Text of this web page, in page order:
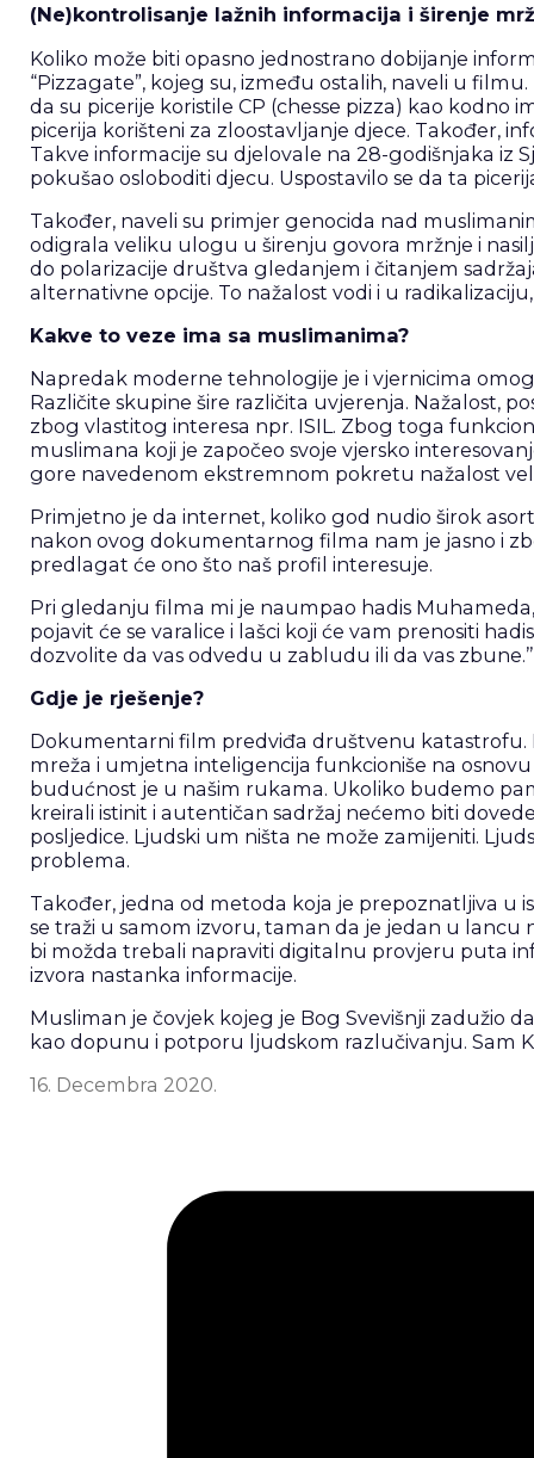
(Ne)kontrolisanje lažnih informacija i širenje
Koliko može biti opasno jednostrano dobijanje
“Pizzagate”, kojeg su, između ostalih, naveli u
da su picerije koristile CP (chesse pizza) kao
picerija korišteni za zloostavljanje djece. Također,
Takve informacije su djelovale na 28-godišnjaka iz
pokušao osloboditi djecu. Uspostavilo se da ta
Također, naveli su primjer genocida nad
odigrala veliku ulogu u širenju govora mržnje i
do polarizacije društva gledanjem i čitanjem
alternativne opcije. To nažalost vodi i u
Kakve to veze ima sa muslimanima?
Napredak moderne tehnologije je i vjernicima
Različite skupine šire različita uvjerenja. Nažalost,
zbog vlastitog interesa npr. ISIL. Zbog toga
muslimana koji je započeo svoje vjersko
gore navedenom ekstremnom pokretu nažalost
Primjetno je da internet, koliko god nudio širok
nakon ovog dokumentarnog filma nam je jasno i
predlagat će ono što naš profil interesuje.
Pri gledanju filma mi je naumpao hadis
pojavit će se varalice i lašci koji će vam prenositi
dozvolite da vas odvedu u zabludu ili da vas
Gdje je rješenje?
Dokumentarni film predviđa društvenu katastrofu.
mreža i umjetna inteligencija funkcioniše na
budućnost je u našim rukama. Ukoliko budemo
kreirali istinit i autentičan sadržaj nećemo biti
posljedice. Ljudski um ništa ne može zamijeniti.
problema.
Također, jedna od metoda koja je prepoznatljiva u
se traži u samom izvoru, taman da je jedan u
bi možda trebali napraviti digitalnu provjeru puta
izvora nastanka informacije.
Musliman je čovjek kojeg je Bog Svevišnji zadužio
kao dopunu i potporu ljudskom razlučivanju. Sam
16. Decembra 2020.